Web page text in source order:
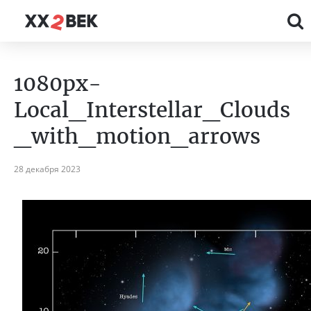
1080px-
Local_Interstellar_Clouds
_with_motion_arrows
28 декабря 2023